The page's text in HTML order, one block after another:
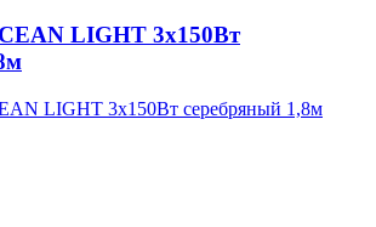
LIGHT 3х150Вт